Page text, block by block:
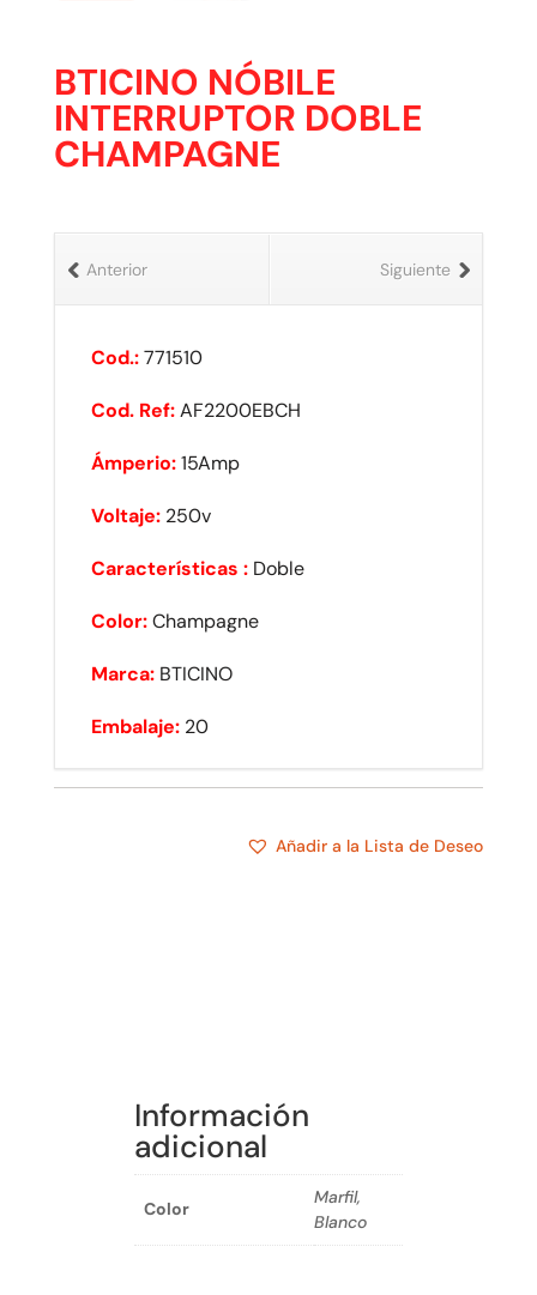
BTICINO NÓBILE
INTERRUPTOR DOBLE
CHAMPAGNE
Siguiente
Anterior
Cod.:771510
Cod. Ref:AF2200EBCH
Ámperio:15Amp
Voltaje: 250v
Características : Doble
Color:Champagne
Marca: BTICINO
Embalaje: 20
Añadir a la Lista de Deseo
Información
adicional
Color
Marfil,
Blanco